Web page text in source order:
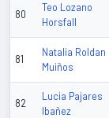
80
Teo Lozano
Horsfall
81
Natalia Roldan
Muiños
82
Lucia Pajares
Ibañez